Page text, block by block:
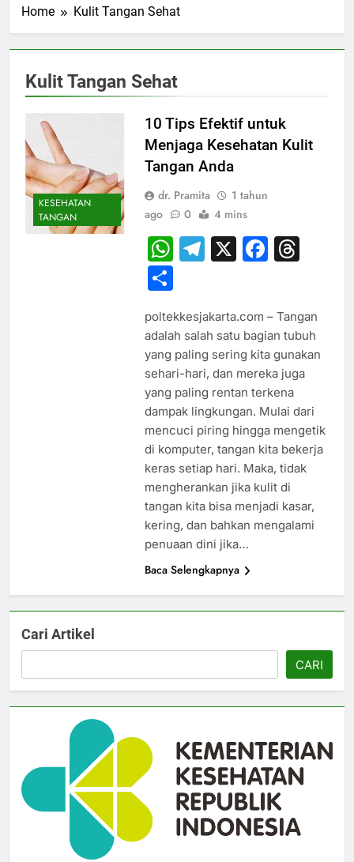
Home Kulit Tangan Sehat
Kulit Tangan Sehat
KESEHATAN
TANGAN
10 Tips Efektif untuk
Menjaga Kesehatan Kulit
Tangan Anda
dr. Pramita
1 tahun
ago
0 4 mins
WhatsApp
Telegram
X
Share
poltekkesjakarta.com – Tangan
adalah salah satu bagian tubuh
yang paling sering kita gunakan
sehari-hari, dan mereka juga
yang paling rentan terkena
dampak lingkungan. Mulai dari
mencuci piring hingga mengetik
di komputer, tangan kita bekerja
keras setiap hari. Maka, tidak
mengherankan jika kulit di
tangan kita bisa menjadi kasar,
kering, dan bahkan mengalami
penuaan dini jika…
Baca Selengkapnya
Cari Artikel
CARI